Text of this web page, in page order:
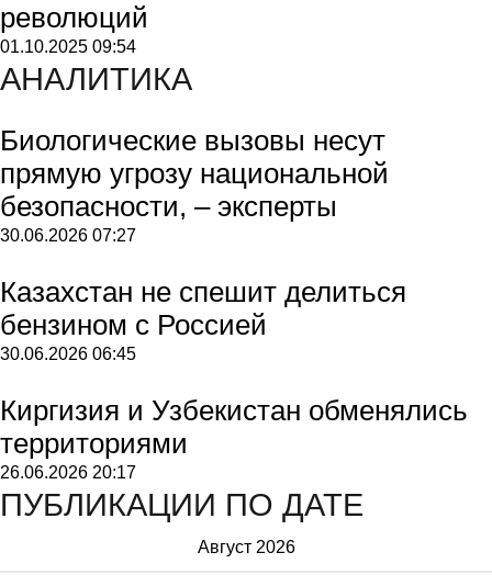
революций
01.10.2025 09:54
АНАЛИТИКА
Биологические вызовы несут
прямую угрозу национальной
безопасности, – эксперты
30.06.2026 07:27
Казахстан не спешит делиться
бензином с Россией
30.06.2026 06:45
Киргизия и Узбекистан обменялись
территориями
26.06.2026 20:17
ПУБЛИКАЦИИ ПО ДАТЕ
Август 2026